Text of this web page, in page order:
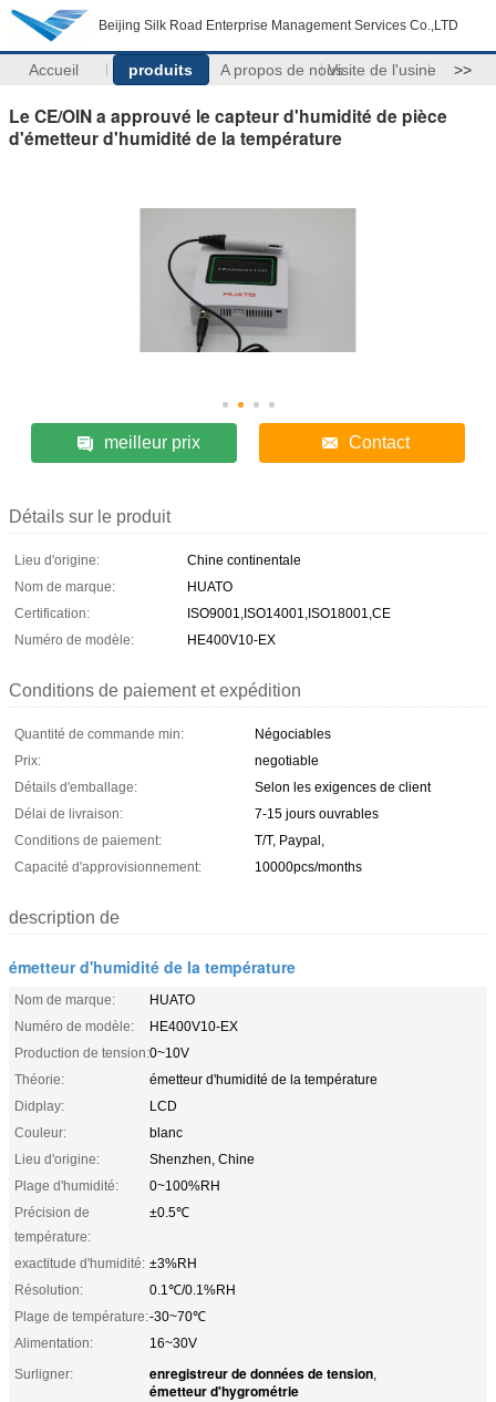
Beijing Silk Road Enterprise Management Services Co.,LTD
Accueil produits A propos de nousVisite de l'usine >>
Le CE/OIN a approuvé le capteur d'humidité de pièce
d'émetteur d'humidité de la température
meilleur prix Contact
Détails sur le produit
Lieu d'origine:
Chine continentale
Nom de marque:
HUATO
Certification:
ISO9001,ISO14001,ISO18001,CE
Numéro de modèle:
HE400V10-EX
Conditions de paiement et expédition
Quantité de commande min:
Négociables
Prix:
negotiable
Détails d'emballage:
Selon les exigences de client
Délai de livraison:
7-15 jours ouvrables
Conditions de paiement:
T/T, Paypal,
Capacité d'approvisionnement:
10000pcs/months
description de
émetteur d'humidité de la température
Nom de marque:
HUATO
Numéro de modèle:
HE400V10-EX
Production de tension:0~10V
Théorie:
émetteur d'humidité de la température
Didplay:
LCD
Couleur:
blanc
Lieu d'origine:
Shenzhen, Chine
Plage d'humidité:
0~100%RH
Précision de
température:
±0.5℃
exactitude d'humidité: ±3%RH
Résolution:
0.1℃/0.1%RH
Plage de température:-30~70℃
Alimentation:
16~30V
Surligner:
enregistreur de données de tension,
émetteur d'hygrométrie